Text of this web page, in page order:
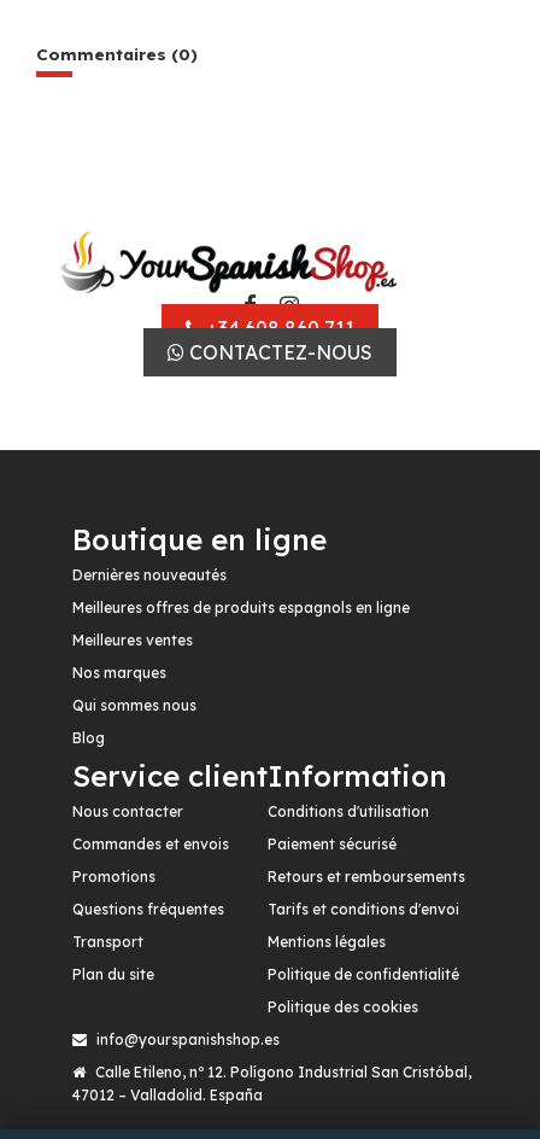
Commentaires (0)
+34 608 860 711
CONTACTEZ-NOUS
Boutique en ligne
Dernières nouveautés
Meilleures offres de produits espagnols en ligne
Meilleures ventes
Nos marques
Qui sommes nous
Blog
Service client
Nous contacter
Commandes et envois
Promotions
Questions fréquentes
Transport
Plan du site
Information
Conditions d'utilisation
Paiement sécurisé
Retours et remboursements
Tarifs et conditions d'envoi
Mentions légales
Politique de confidentialité
Politique des cookies
info@yourspanishshop.es
Calle Etileno, nº 12. Polígono Industrial San Cristóbal,
47012 – Valladolid. España